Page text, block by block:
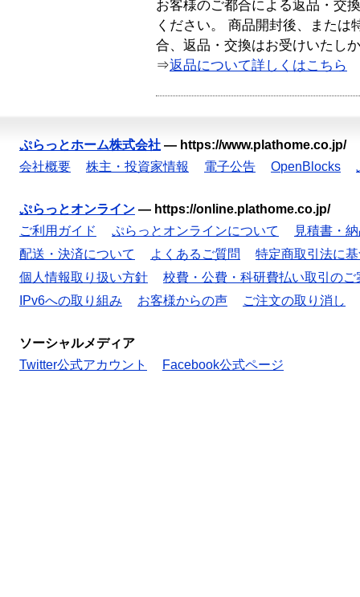
お客様のご都合による返品・交
ください。 商品開封後、または
合、返品・交換はお受けいたし
⇒返品について詳しくはこちら
ぷらっとホーム株式会社 — https://www.plathome.co.jp/
会社概要
株主・投資家情報 電子公告 OpenBlocks
ぷらっとオンライン — https://online.plathome.co.jp/
ご利用ガイド
ぷらっとオンラインについて
見積書・
配送・決済について
よくあるご質問
特定商取引法に
個人情報取り扱い方針
校費・公費・科研費払い取引のご
IPv6への取り組み
お客様からの声 ご注文の取り消し
ソーシャルメディア
Twitter公式アカウント
Facebook公式ページ